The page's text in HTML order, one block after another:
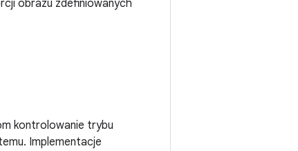
obrazu zdefiniowanych
kontrolowanie trybu
Implementacje